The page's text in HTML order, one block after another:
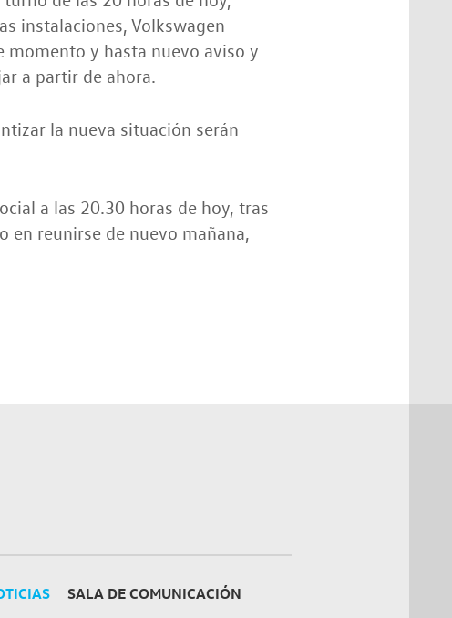
instalaciones, Volkswagen
momento y hasta nuevo aviso y
a partir de ahora.
la nueva situación serán
a las 20.30 horas de hoy, tras
en reunirse de nuevo mañana,
SALA DE COMUNICACIÓN